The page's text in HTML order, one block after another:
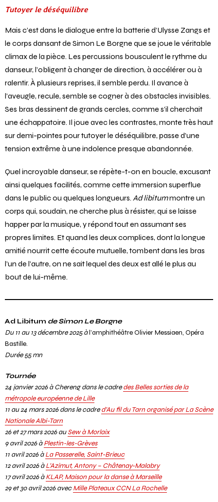
Tutoyer le déséquilibre
Mais c’est dans le dialogue entre la batterie d’Ulysse Zangs et
le corps dansant de Simon Le Borgne que se joue le véritable
climax de la pièce. Les percussions bousculent le rythme du
danseur, l’obligent à changer de direction, à accélérer ou à
ralentir. À plusieurs reprises, il semble perdu. Il avance à
l’aveugle, recule, semble se cogner à des obstacles invisibles.
Ses bras dessinent de grands cercles, comme s’il cherchait
une échappatoire. Il joue avec les contrastes, monte très haut
sur demi-pointes pour tutoyer le déséquilibre, passe d’une
tension extrême à une indolence presque abandonnée.
Quel incroyable danseur, se répète-t-on en boucle, excusant
ainsi quelques facilités, comme cette immersion superflue
dans le public ou quelques longueurs. Ad libitummontre un
corps qui, soudain, ne cherche plus à résister, qui se laisse
happer par la musique, y répond tout en assumant ses
propres limites. Et quand les deux complices, dont la longue
amitié nourrit cette écoute mutuelle, tombent dans les bras
l’un de l’autre, on ne sait lequel des deux est allé le plus au
bout de lui-même.
Ad Libitum de Simon Le Borgne
Du 11 au 13 décembre 2025 àl’amphithéâtre Olivier Messiaen, Opéra
Bastille.
Durée 55 mn
Tournée
24 janvier 2026 à Chereng dans le cadredes Belles sorties de la
métropole européenne de Lille
11 au 24 mars 2026 dans le cadred’Au fil du Tarn organisé par La Scène
Nationale Albi-Tarn
26 et 27 mars 2026 auSew à Morlaix
9 avril 2026 àPlestin-les-Grèves
11 avril 2026 àLa Passerelle, Saint-Brieuc
12 avril 2026 àL’Azimut, Antony – Châtenay-Malabry
17 avril 2026 àKLAP, Maison pour la danse à Marseille
29 et 30 avril 2026 avecMille Plateaux CCN La Rochelle